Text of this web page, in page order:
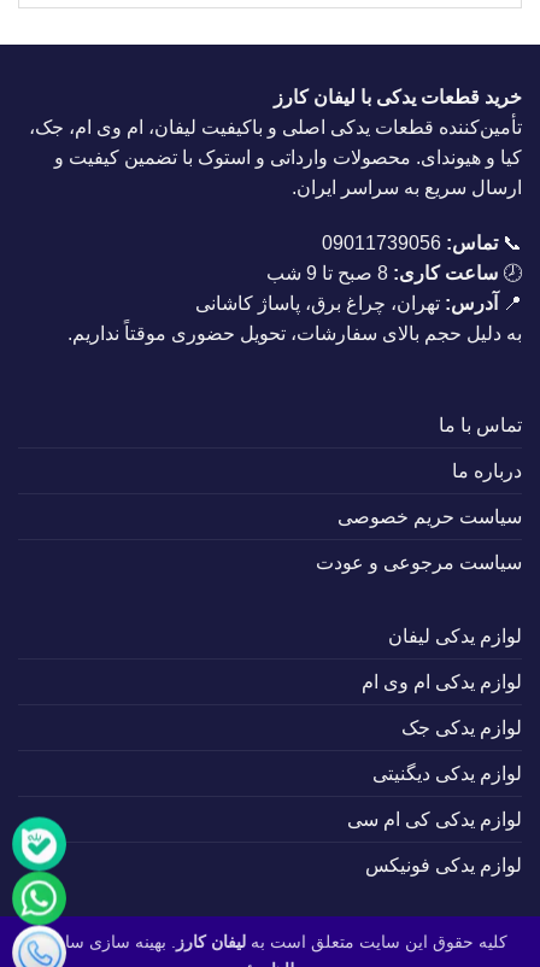
خرید قطعات یدکی با لیفان کارز
تأمین‌کننده قطعات یدکی اصلی و باکیفیت لیفان، ام وی ام، جک،
کیا و هیوندای. محصولات وارداتی و استوک با تضمین کیفیت و
ارسال سریع به سراسر ایران.
📞تماس: 09011739056
🕗 ساعت کاری:
📍
آدرس: تهران، چراغ برق، پاساژ کاشانی
به دلیل حجم بالای سفارشات، تحویل حضوری موقتاً نداریم.
تماس با ما
درباره ما
سیاست حریم خصوصی
سیاست مرجوعی و عودت
لوازم یدکی لیفان
لوازم یدکی ام وی ام
لوازم یدکی جک
لوازم یدکی دیگنیتی
لوازم یدکی کی ام سی
لوازم یدکی فونیکس
کلیه حقوق این سایت متعلق است بهلیفان کارز
. بهینه سازی سایت :